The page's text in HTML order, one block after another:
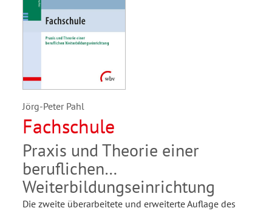
Jörg-Peter Pahl
Fachschule
Praxis und Theorie einer
beruflichen
Weiterbildungseinrichtung
Die zweite überarbeitete und erweiterte Auflage des